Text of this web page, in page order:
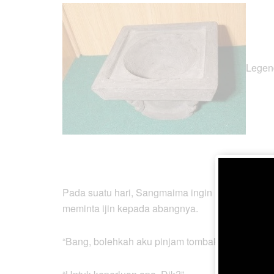
Pada suatu hari, Sangmaima ingin meminjam
meminta ijin kepada abangnya.
“Bang, bolehkah aku pinjam tombak pusaka itu?”